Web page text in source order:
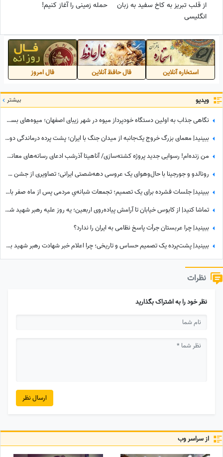
از قلب تبریز به کاخ سفید به زبان
انگلیسی
حمله زمینی را آغاز کنیم!
استخاره آنلاین فال حافظ آنلاین فال امروز
ویدیو بیشتر
نگاهی جذاب به اولین دستگاه خودپرداز میوه در شهر زیبای اصفهان؛ میوه‌های بسته بندی شده و خوش‌رنگ فقط با یه کارت کشیدن به دستتون میرسه+ویدیو/ عجب تکنولوژی باحالی😍
ببینید| معمای بزرگ خروج یک‌جانبه از میدان جنگ با ایران؛ پشت پرده درماندگی دولتمردان آمریکایی!
من زنده‌ام! رسوایی جدید پروژه‌ کشته‌سازی/ آناهیتا آذرشب ادعای رسانه‌های معاند درباره کشته‌شدنش را تکذیب کرد
رونالدو و جورجینا با حال‌وهوای یک عروسی دهه‌شصتی ایرانی؛ تصاویری از جشن عروسی ستاره فوتبال با حضور هالند، امباپه و مسی که همه را غافلگیر کرد!
ببینید| جلسات فشرده برای یک تصمیم؛ تجمعات شبانه‌یِ مردمی پس از ماه صفر باز هم ادامه دارد؟
تماشا کنید| از کابوس خیابان تا آرامش پیاده‌روی اربعین؛ یه روز علیه رهبر شهید شعار میدادم امروز شدم نایب الزیاره خود آقا...
ببینید| چرا عربستان جرأت پاسخ نظامی به ایران را ندارد؟
ببینید| پشت‌پرده یک تصمیم حساس و تاریخی؛ چرا اعلام خبر شهادت رهبر شهید به سحر موکول شد؟
نظرات
نظر خود را به اشتراک بگذارید
ارسال نظر
از سراسر وب